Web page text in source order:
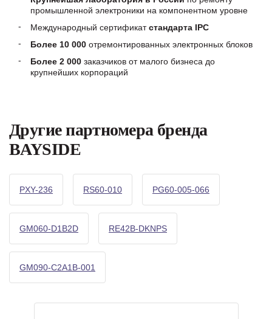
промышленной электроники на компонентном уровне
Международный сертификатстандарта IPC
Более 10 000 отремонтированных электронных блоков
Более 2 000 заказчиков от малого бизнеса до
крупнейших корпораций
Другие партномера бренда
BAYSIDE
PXY-236 RS60-010 PG60-005-066
GM060-D1B2D RE42B-DKNPS
GM090-C2A1B-001